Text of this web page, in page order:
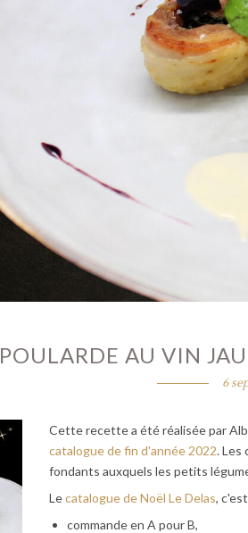
POULARDE AU VIN
6
Cette recette a été réalisée par
catalogue de fin d'année 2022. Les
fondants auxquels les petits
Lecatalogue de Noël Le Delas,
commande en A pour B,